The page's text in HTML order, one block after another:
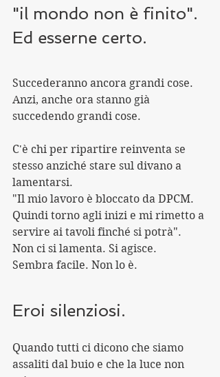
"il mondo non è finito".
Ed esserne certo.
Succederanno ancora grandi cose.
Anzi, anche ora stanno già
succedendo grandi cose.
C'è chi per ripartire reinventa se
stesso anziché stare sul divano a
lamentarsi.
"Il mio lavoro è bloccato da DPCM.
Quindi torno agli inizi e mi rimetto a
servire ai tavoli finché si potrà".
Non ci si lamenta. Si agisce.
Sembra facile. Non lo è.
Eroi silenziosi.
Quando tutti ci dicono che siamo
assaliti dal buio e che la luce non